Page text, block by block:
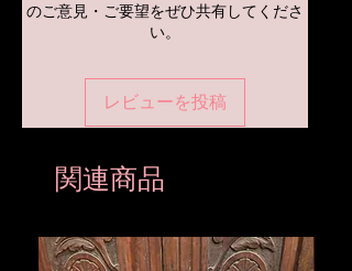
のご意見・ご要望をぜひ共有してくださ
い。
レビューを投稿
関連商品